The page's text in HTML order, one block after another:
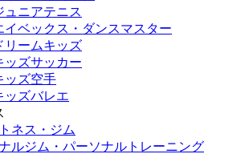
ュニアテニス
イベックス・ダンスマスター
リームキッズ
ッズサッカー
ッズ空手
ッズバレエ
ネス・ジム
ルジム・パーソナルトレーニング